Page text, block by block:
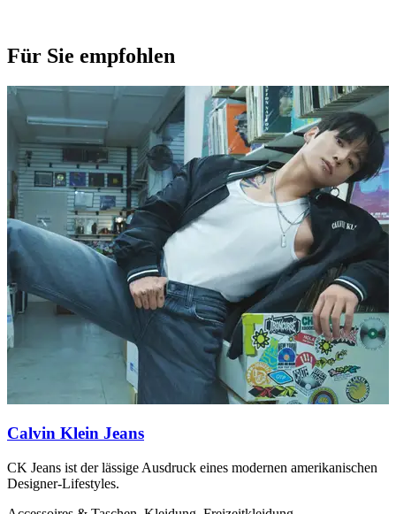
Für Sie empfohlen
Calvin Klein Jeans
CK Jeans ist der lässige Ausdruck eines modernen amerikanischen
Designer-Lifestyles.